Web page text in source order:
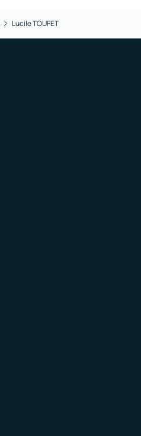
Lucile TOUFET